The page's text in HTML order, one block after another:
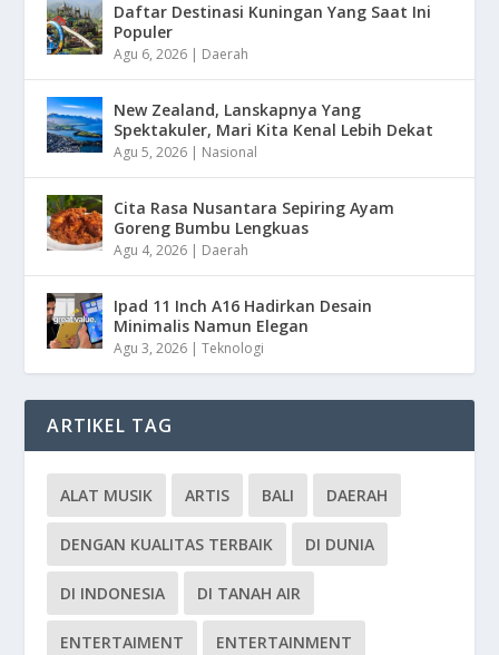
Daftar Destinasi Kuningan Yang Saat Ini
Populer
Agu 6, 2026 Daerah
New Zealand, Lanskapnya Yang
Spektakuler, Mari Kita Kenal Lebih Dekat
Agu 5, 2026 Nasional
Cita Rasa Nusantara Sepiring Ayam
Goreng Bumbu Lengkuas
Agu 4, 2026 Daerah
Ipad 11 Inch A16 Hadirkan Desain
Minimalis Namun Elegan
Agu 3, 2026 |Teknologi
ARTIKEL TAG
ALAT MUSIK ARTIS BALI DAERAH
DENGAN KUALITAS TERBAIK DI DUNIA
DI INDONESIA DI TANAH AIR
ENTERTAIMENT ENTERTAINMENT